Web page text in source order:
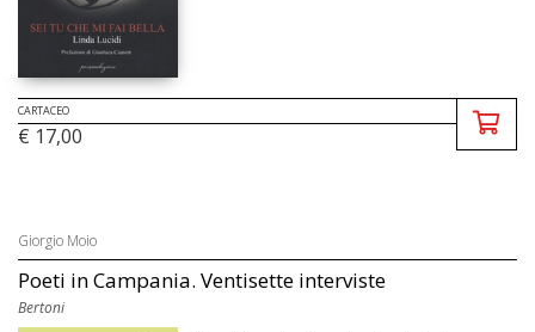
CARTACEO
€ 17,00
Giorgio Moio
Poeti in Campania. Ventisette interviste
Bertoni